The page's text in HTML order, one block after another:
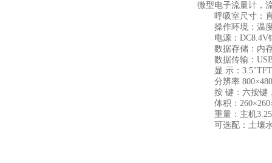
微型电子流量计，
呼吸室尺寸：直
操作环境：温度
电源：DC8.4V
数据存储：内存
数据传输：USB
显 示：3.5"TFT
分辨率
按 键：六按键
体积：
重量：主机
可选配：土壤水